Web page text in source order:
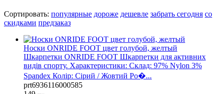
Сортировать: популярные дороже дешевле забрать сегодня со
скидками предзаказ
Носки ONRIDE FOOT цвет голубой, желтый
Шкарпетки ONRIDE FOOT Шкарпетки для активних
видів спорту. Характеристики: Склад: 97% Nylon 3%
Spandex Колір: Сірий / Жовтий Ро�...
prt6936116000585